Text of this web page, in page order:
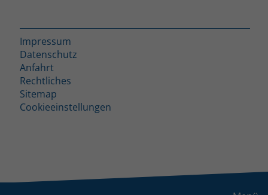
Impressum
Datenschutz
Anfahrt
Rechtliches
Sitemap
Cookieeinstellungen